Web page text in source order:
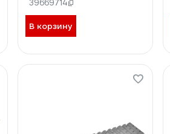
39669714
В корзину